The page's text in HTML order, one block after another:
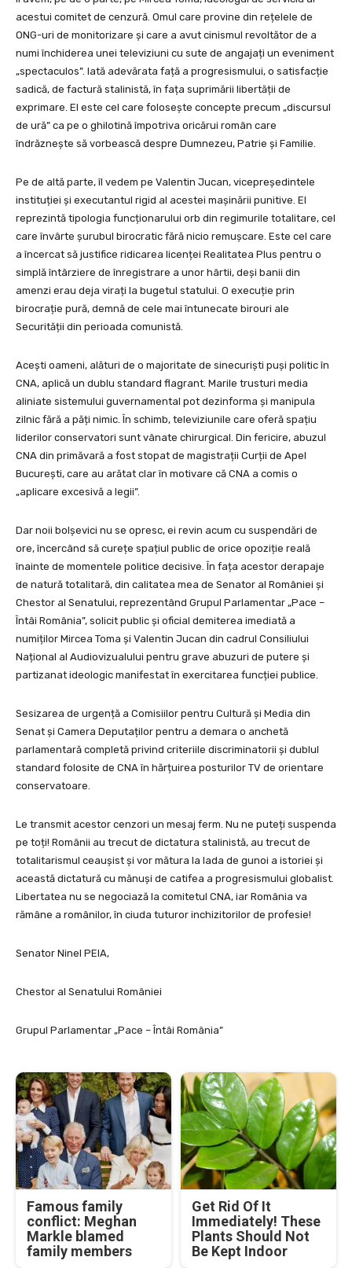
acestui comitet de cenzură. Omul care provine din rețelele de
ONG-uri de monitorizare și care a avut cinismul revoltător de a
numi închiderea unei televiziuni cu sute de angajați un eveniment
„spectaculos”. Iată adevărata față a progresismului, o satisfacție
sadică, de factură stalinistă, în fața suprimării libertății de
exprimare. El este cel care folosește concepte precum „discursul
de ură” ca pe o ghilotină împotriva oricărui român care
îndrăznește să vorbească despre Dumnezeu, Patrie și Familie.
Pe de altă parte, îl vedem pe Valentin Jucan, vicepreședintele
instituției și executantul rigid al acestei mașinării punitive. El
reprezintă tipologia funcționarului orb din regimurile totalitare, cel
care învârte șurubul birocratic fără nicio remușcare. Este cel care
a încercat să justifice ridicarea licenței Realitatea Plus pentru o
simplă întârziere de înregistrare a unor hârtii, deși banii din
amenzi erau deja virați la bugetul statului. O execuție prin
birocrație pură, demnă de cele mai întunecate birouri ale
Securității din perioada comunistă.
Acești oameni, alături de o majoritate de sinecuriști puși politic în
CNA, aplică un dublu standard flagrant. Marile trusturi media
aliniate sistemului guvernamental pot dezinforma și manipula
zilnic fără a păți nimic. În schimb, televiziunile care oferă spațiu
liderilor conservatori sunt vânate chirurgical. Din fericire, abuzul
CNA din primăvară a fost stopat de magistrații Curții de Apel
București, care au arătat clar în motivare că CNA a comis o
„aplicare excesivă a legii”.
Dar noii bolșevici nu se opresc, ei revin acum cu suspendări de
ore, încercând să curețe spațiul public de orice opoziție reală
înainte de momentele politice decisive. În fața acestor derapaje
de natură totalitară, din calitatea mea de Senator al României și
Chestor al Senatului, reprezentând Grupul Parlamentar „Pace –
Întâi România”, solicit public și oficial demiterea imediată a
numiților Mircea Toma și Valentin Jucan din cadrul Consiliului
Național al Audiovizualului pentru grave abuzuri de putere și
partizanat ideologic manifestat în exercitarea funcției publice.
Sesizarea de urgență a Comisiilor pentru Cultură și Media din
Senat și Camera Deputaților pentru a demara o anchetă
parlamentară completă privind criteriile discriminatorii și dublul
standard folosite de CNA în hărțuirea posturilor TV de orientare
conservatoare.
Le transmit acestor cenzori un mesaj ferm. Nu ne puteți suspenda
pe toți! Românii au trecut de dictatura stalinistă, au trecut de
totalitarismul ceaușist și vor mătura la lada de gunoi a istoriei și
această dictatură cu mănuși de catifea a progresismului globalist.
Libertatea nu se negociază la comitetul CNA, iar România va
rămâne a românilor, în ciuda tuturor inchizitorilor de profesie!
Senator Ninel PEIA,
Chestor al Senatului României
Grupul Parlamentar „Pace – Întâi România”
Famous family
conflict: Meghan
Markle blamed
family members
Get Rid Of It
Immediately! These
Plants Should Not
Be Kept Indoor